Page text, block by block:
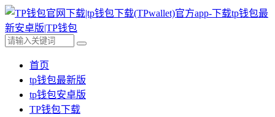
首页
tp钱包最新版
tp钱包安卓版
TP钱包下载